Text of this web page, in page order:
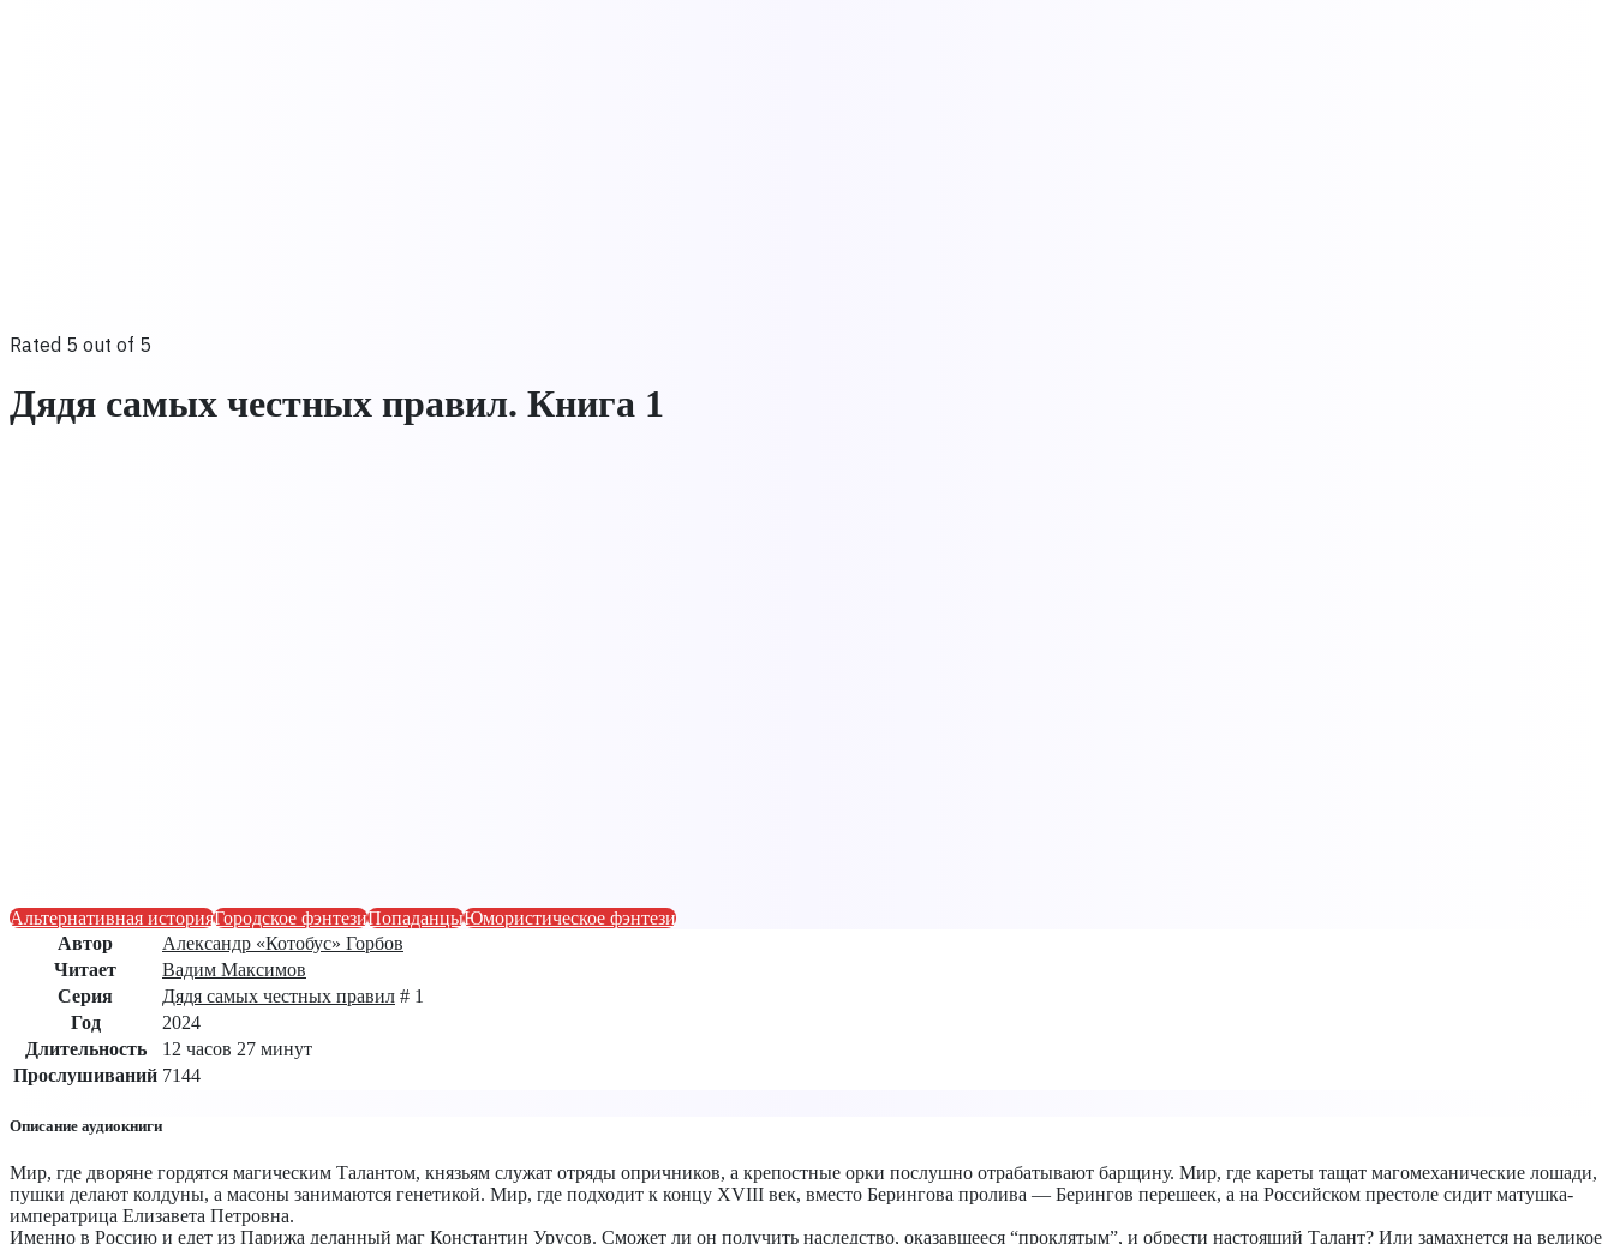
Rated 5 out of 5
Дядя самых честных правил. Книга 1
Альтернативная историяГородское фэнтезиПопаданцыЮмористическое фэнтези
Автор
Александр «Котобус» Горбов
Читает
Вадим Максимов
Серия
Дядя самых честных правил # 1
Год
2024
Длительность
12 часов 27 минут
Прослушиваний 7144
Описание аудиокниги
Мир, где дворяне гордятся магическим Талантом, князьям служат отряды опричников, а крепостные орки послушно отрабатывают барщину. Мир, где кареты тащат магомеханические лошади,
пушки делают колдуны, а масоны занимаются генетикой. Мир, где подходит к концу XVIII век, вместо Берингова пролива — Берингов перешеек, а на Российском престоле сидит матушка-
императрица Елизавета Петровна.
Именно в Россию и едет из Парижа деланный маг Константин Урусов. Сможет ли он получить наследство, оказавшееся “проклятым”, и обрести настоящий Талант? Или замахнется на великое